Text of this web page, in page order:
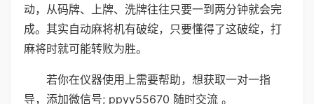
动，从码牌、上牌、洗牌往往只要一到两分钟就会完
成。其实自动麻将机有破绽，只要懂得了这破绽，打
麻将时就可能转败为胜。
若你在仪器使用上需要帮助，想获取一对一指
导，添加微信号; ppyy55670 随时交流 。